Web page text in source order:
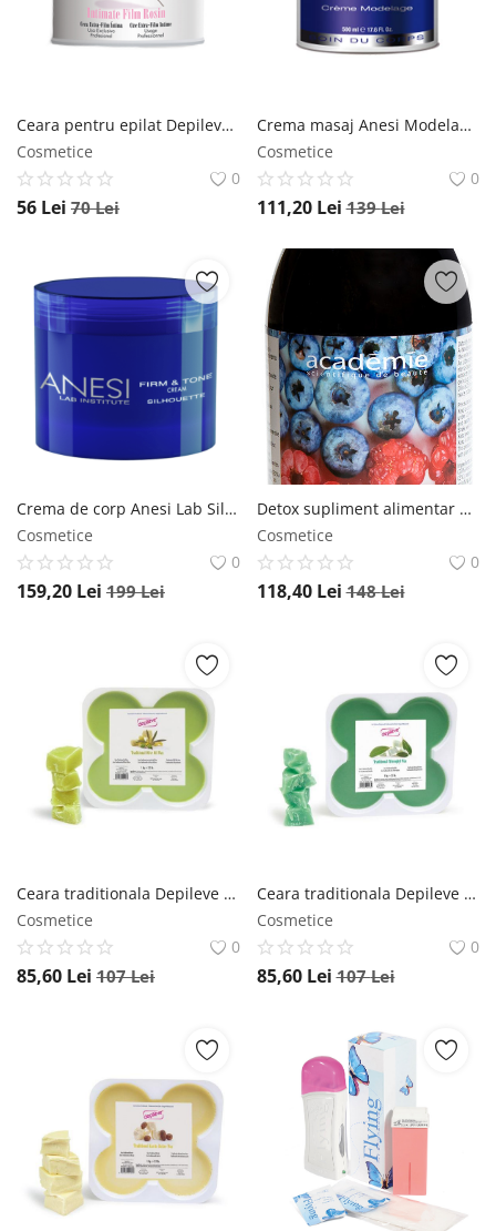
Ceara pentru epilat Depileve Intimate Film Rosin 400gr Depileve
Cosmetice
0
56 Lei 70Lei
Crema masaj Anesi Modelage 500ml Anesi
Cosmetice
0
111,20 Lei 139Lei
Crema de corp Anesi Lab Silhouette Firm & Tone Cream efect de fermitate 500ml Anesi
Cosmetice
0
159,20 Lei 199Lei
Detox supliment alimentar Academie Boisson Drainante efect detoxifiere 500ml Academie
Cosmetice
0
118,40 Lei 148Lei
Ceara traditionala Depileve Olive 1 kg Depileve
Cosmetice
0
85,60 Lei 107Lei
Ceara traditionala Depileve Clorofila 1kg Depileve
Cosmetice
0
85,60 Lei 107Lei